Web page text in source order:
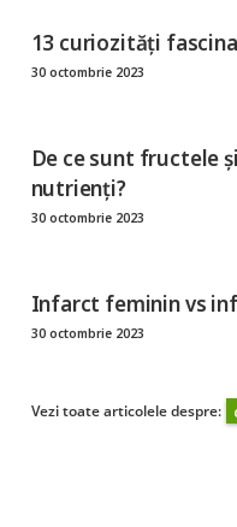
13 curiozități
30 octombrie 2023
De ce sunt fructele
nutrienți?
30 octombrie 2023
Infarct feminin vs
30 octombrie 2023
Vezi toate articolele despre: